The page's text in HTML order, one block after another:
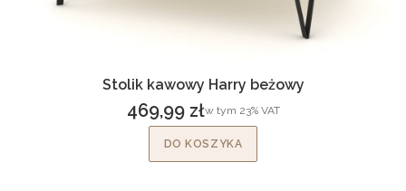
Stolik kawowy Harry beżowy
Cena brutto
469,99 złw tym %s VAT
w tym 23%VAT
DO KOSZYKA